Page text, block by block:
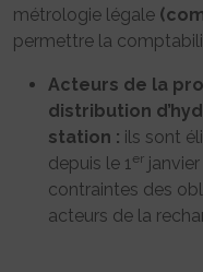
métrologie légale
permettre la
Acteurs de la
distribution
station : ils sont
depuis le 1er
contraintes des
acteurs de la